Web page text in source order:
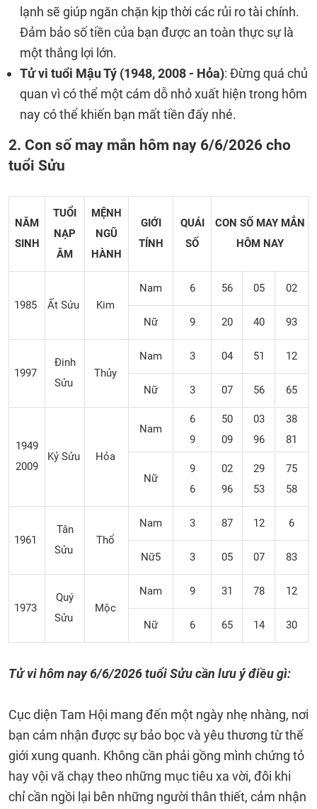
lạnh sẽ giúp ngăn chặn kịp thời các rủi ro tài chính.
Đảm bảo số tiền của bạn được an toàn thực sự là
một thắng lợi lớn.
Tử vi tuổi Mậu Tý (1948, 2008 - Hỏa): Đừng quá chủ
quan vì có thể một cám dỗ nhỏ xuất hiện trong hôm
nay có thể khiến bạn mất tiền đấy nhé.
2. Con số may mắn hôm nay 6/6/2026 cho
tuổi Sửu
NĂM
SINH
TUỔI
NẠP
ÂM
MỆNH
NGŨ
HÀNH
GIỚI
TÍNH
QUÁI
SỐ
CON SỐ MAY MẮN
HÔM NAY
1985 Ất Sửu Kim
Nam 6 56 05 02
Nữ 9 20 40 93
1997
Đinh
Sửu
Thủy
Nam 3 04 51 12
Nữ 3 07 56 65
1949
2009
Kỷ Sửu Hỏa
Nam
6
9
50
09
03
96
38
81
Nữ
9
6
02
96
29
53
75
58
1961
Tân
Sửu
Thổ
Nam 3 87 12 6
Nữ5 3 05 07 83
1973
Quý
Sửu
Mộc
Nam 9 31 78 12
Nữ 6 65 14 30
Tử vi hôm nay 6/6/2026 tuổi Sửu cần lưu ý điều gì:
Cục diện Tam Hội mang đến một ngày nhẹ nhàng, nơi
bạn cảm nhận được sự bảo bọc và yêu thương từ thế
giới xung quanh. Không cần phải gồng mình chứng tỏ
hay vội vã chạy theo những mục tiêu xa vời, đôi khi
chỉ cần ngồi lại bên những người thân thiết, cảm nhận